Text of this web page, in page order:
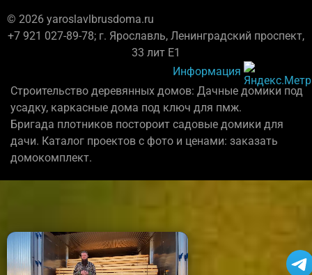
© 2026 yaroslavlbrusdoma.ru
+7 921 027-89-78; г. Ярославль, Ленинградский проспект,
33 лит Е1
Информация
Строительство деревянных домов: Дачные домики под
усадку, каркасные дома под ключ для пмж.
Бригада плотников постороит садовые домики для
дачи. Каталог проектов с фото и ценами: заказать
домокомплект.